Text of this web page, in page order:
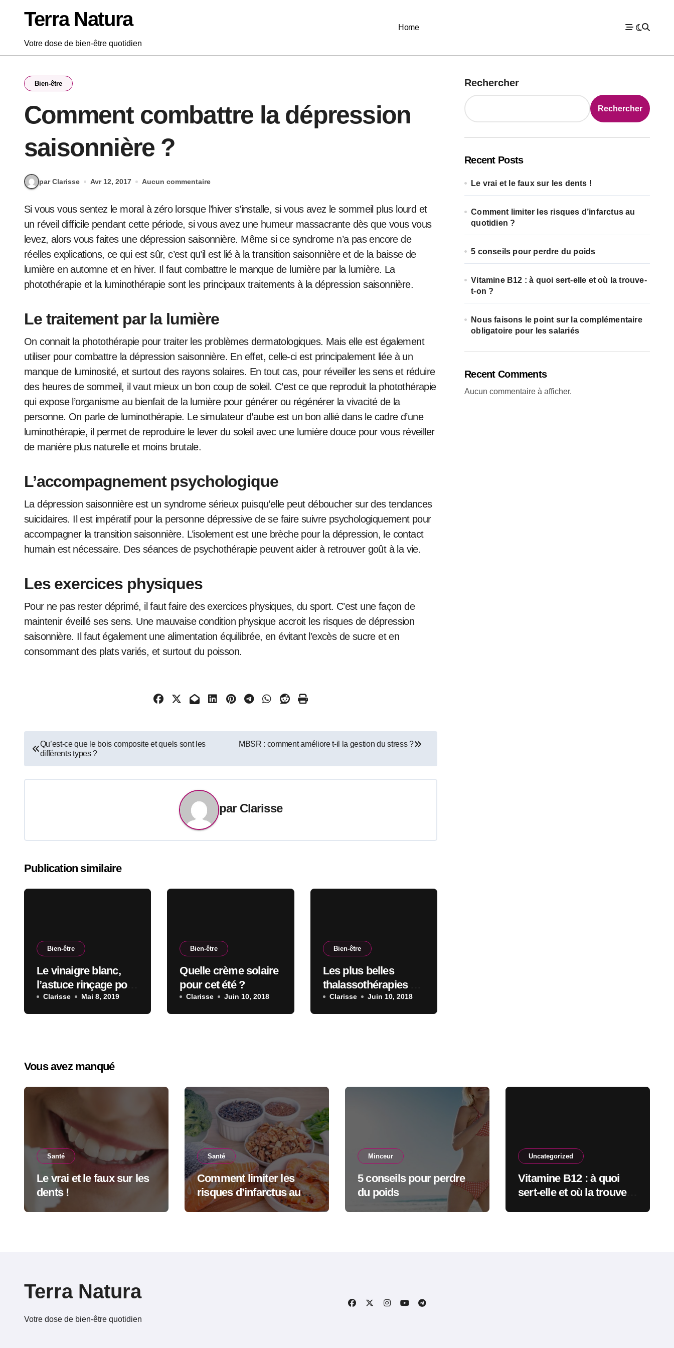
Terra Natura
Votre dose de bien-être quotidien
Home
Bien-être
Comment combattre la dépression
saisonnière ?
par Clarisse Avr 12, 2017 Aucun commentaire
Si vous vous sentez le moral à zéro lorsque l’hiver s’installe, si vous avez le sommeil plus lourd et
un réveil difficile pendant cette période, si vous avez une humeur massacrante dès que vous vous
levez, alors vous faites une dépression saisonnière. Même si ce syndrome n’a pas encore de
réelles explications, ce qui est sûr, c’est qu’il est lié à la transition saisonnière et de la baisse de
lumière en automne et en hiver. Il faut combattre le manque de lumière par la lumière. La
photothérapie et la luminothérapie sont les principaux traitements à la dépression saisonnière.
Le traitement par la lumière
On connait la photothérapie pour traiter les problèmes dermatologiques. Mais elle est également
utiliser pour combattre la dépression saisonnière. En effet, celle-ci est principalement liée à un
manque de luminosité, et surtout des rayons solaires. En tout cas, pour réveiller les sens et réduire
des heures de sommeil, il vaut mieux un bon coup de soleil. C’est ce que reproduit la photothérapie
qui expose l’organisme au bienfait de la lumière pour générer ou régénérer la vivacité de la
personne. On parle de luminothérapie. Le simulateur d’aube est un bon allié dans le cadre d’une
luminothérapie, il permet de reproduire le lever du soleil avec une lumière douce pour vous réveiller
de manière plus naturelle et moins brutale.
L’accompagnement psychologique
La dépression saisonnière est un syndrome sérieux puisqu’elle peut déboucher sur des tendances
suicidaires. Il est impératif pour la personne dépressive de se faire suivre psychologiquement pour
accompagner la transition saisonnière. L’isolement est une brèche pour la dépression, le contact
humain est nécessaire. Des séances de psychothérapie peuvent aider à retrouver goût à la vie.
Les exercices physiques
Pour ne pas rester déprimé, il faut faire des exercices physiques, du sport. C’est une façon de
maintenir éveillé ses sens. Une mauvaise condition physique accroit les risques de dépression
saisonnière. Il faut également une alimentation équilibrée, en évitant l’excès de sucre et en
consommant des plats variés, et surtout du poisson.
Navigation
de
l’article
Qu’est-ce que le bois composite et quels sont les
différents types ?
MBSR : comment améliore t-il la gestion du stress ?
par Clarisse
Publication similaire
Bien-être
Le vinaigre blanc,
l’astuce rinçage pour
des cheveux brillants
Clarisse Mai 8, 2019
Bien-être
Quelle crème solaire
pour cet été ?
Clarisse Juin 10, 2018
Bien-être
Les plus belles
thalassothérapies de
France
Clarisse Juin 10, 2018
Rechercher
Rechercher
Recent Posts
Le vrai et le faux sur les dents !
Comment limiter les risques d’infarctus au
quotidien ?
5 conseils pour perdre du poids
Vitamine B12 : à quoi sert-elle et où la trouve-
t-on ?
Nous faisons le point sur la complémentaire
obligatoire pour les salariés
Recent Comments
Aucun commentaire à afficher.
Vous avez manqué
Santé
Le vrai et le faux sur les
dents !
Santé
Comment limiter les
risques d’infarctus au
quotidien ?
Minceur
5 conseils pour perdre
du poids
Uncategorized
Vitamine B12 : à quoi
sert-elle et où la trouve-t-
Terra Natura
Votre dose de bien-être quotidien